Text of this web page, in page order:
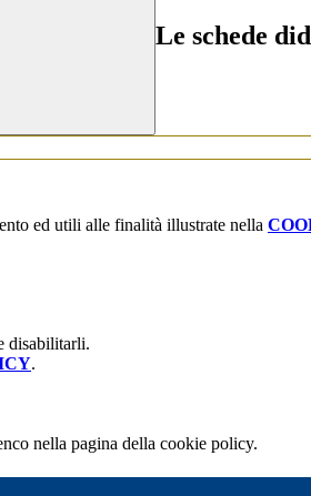
Le schede
ed utili alle finalità illustrate nella
disabilitarli.
.
nella pagina della cookie policy.